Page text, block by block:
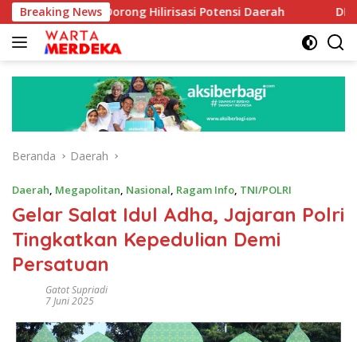
Langsung
ke
konten
Breaking News
Hilirisasi Potensi Daerah DPR Dorong
Beranda Daerah
Daerah, Megapolitan, Nasional, Ragam Info, TNI/POLRI
Gelar Salat Idul Adha, Jajaran Polri
Tingkatkan Kepedulian Demi
Persatuan
Gatot Supriadi
7 Juni 2025